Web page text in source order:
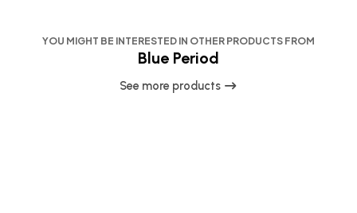
YOU MIGHT BE INTERESTED IN OTHER PRODUCTS FROM
Blue Period
See more products